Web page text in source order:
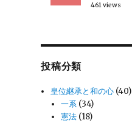
461 views
投稿分類
皇位継承と和の心 (40)
一系(34)
憲法(18)